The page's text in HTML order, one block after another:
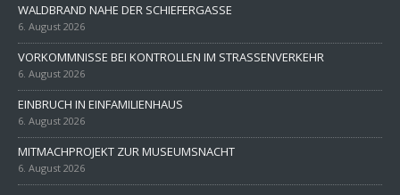
WALDBRAND NAHE DER SCHIEFERGASSE
6. August 2026
VORKOMMNISSE BEI KONTROLLEN IM STRASSENVERKEHR
6. August 2026
EINBRUCH IN EINFAMILIENHAUS
6. August 2026
MITMACHPROJEKT ZUR MUSEUMSNACHT
6. August 2026